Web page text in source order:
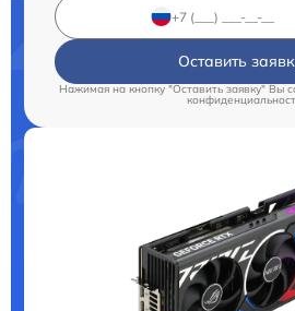
Оставить
Нажимая на кнопку "Оставить заявку" Вы